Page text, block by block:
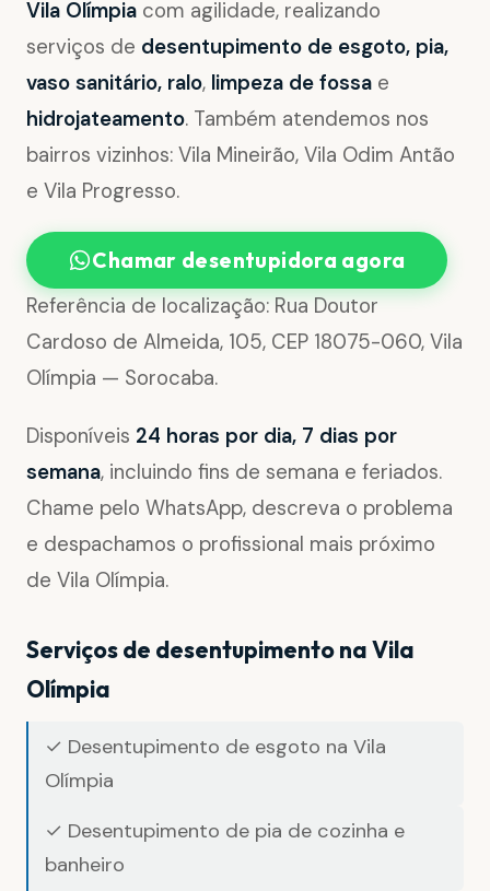
Vila Olímpia com agilidade, realizando
serviços de desentupimento de esgoto, pia,
vaso sanitário, ralo, limpeza de fossa e
hidrojateamento. Também atendemos nos
bairros vizinhos: Vila Mineirão, Vila Odim Antão
e Vila Progresso.
Chamar desentupidora agora
Referência de localização: Rua Doutor
Cardoso de Almeida, 105, CEP 18075-060, Vila
Olímpia — Sorocaba.
Disponíveis 24 horas por dia, 7 dias por
semana, incluindo fins de semana e feriados.
Chame pelo WhatsApp, descreva o problema
e despachamos o profissional mais próximo
de Vila Olímpia.
Serviços de desentupimento na Vila
Olímpia
✓ Desentupimento de esgoto na Vila
Olímpia
✓ Desentupimento de pia de cozinha e
banheiro